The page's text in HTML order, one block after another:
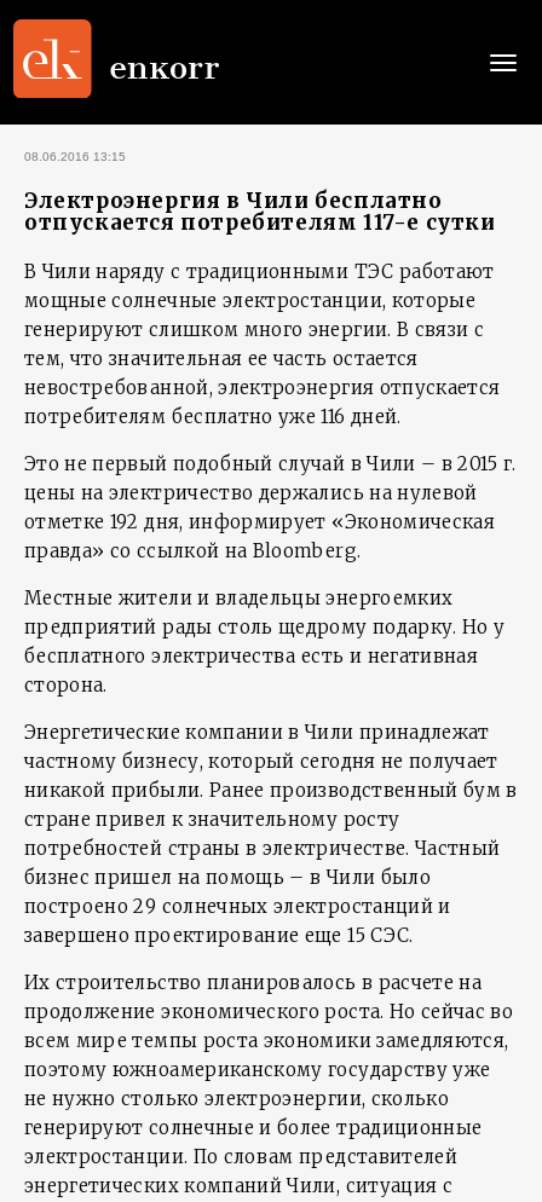
08.06.2016 13:15
Электроэнергия в Чили бесплатно
отпускается потребителям 117-е сутки
В Чили наряду с традиционными ТЭС работают
мощные солнечные электростанции, которые
генерируют слишком много энергии. В связи с
тем, что значительная ее часть остается
невостребованной, электроэнергия отпускается
потребителям бесплатно уже 116 дней.
Это не первый подобный случай в Чили – в 2015 г.
цены на электричество держались на нулевой
отметке 192 дня, информирует «Экономическая
правда» со ссылкой на Bloomberg.
Местные жители и владельцы энергоемких
предприятий рады столь щедрому подарку. Но у
бесплатного электричества есть и негативная
сторона.
Энергетические компании в Чили принадлежат
частному бизнесу, который сегодня не получает
никакой прибыли. Ранее производственный бум в
стране привел к значительному росту
потребностей страны в электричестве. Частный
бизнес пришел на помощь – в Чили было
построено 29 солнечных электростанций и
завершено проектирование еще 15 СЭС.
Их строительство планировалось в расчете на
продолжение экономического роста. Но сейчас во
всем мире темпы роста экономики замедляются,
поэтому южноамериканскому государству уже
не нужно столько электроэнергии, сколько
генерируют солнечные и более традиционные
электростанции. По словам представителей
энергетических компаний Чили, ситуация с